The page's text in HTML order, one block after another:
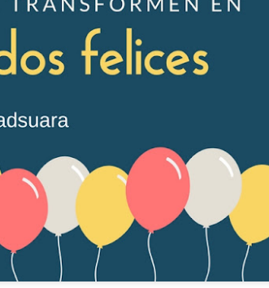
la AEPD y para qué sirve?
de las personas mayores
e identificabilidad
de las plataformas digitales?
para una ‘guerra híbrida’?